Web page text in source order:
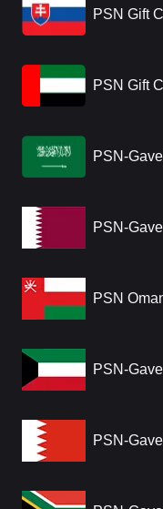
PSN Gift
PSN Gift
PSN-
PSN-
PSN
PSN-
PSN-